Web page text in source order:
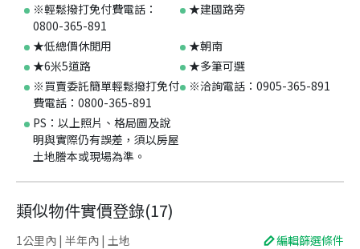
※輕鬆撥打免付費電話：
0800-365-891
★建國路旁
★低總價休閒用
★朝南
★6米5道路
★多筆可選
※買賣委託簡單輕鬆撥打免付
費電話：0800-365-891
※洽詢電話：0905-365-891
PS：以上照片、格局圖及說
明與實際仍有誤差，須以房屋
土地謄本或現場為準。
類似物件實價登錄(17)
1公里內 | 半年內 | 土地 編輯篩選條件